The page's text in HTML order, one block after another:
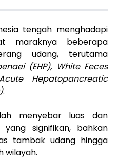
tengah menghadapi
maraknya beberapa
udang, terutama
(EHP), White Feces
Hepatopancreatic
.
menyebar luas dan
yang signifikan, bahkan
tambak udang hingga
wilayah.